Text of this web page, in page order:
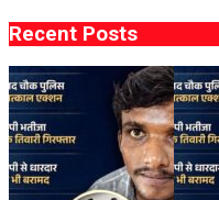
Recent Posts